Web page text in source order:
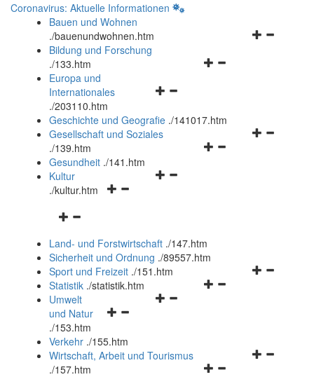
Coronavirus: Aktuelle Informationen
Bauen und Wohnen
./bauenundwohnen.htm
Navigationsmenü
Bildung und Forschung
./133.htm
Navigationsmenü
und
schließen
Europa und
Internationales
./203110.htm
Geschichte und Geografie ./141017.htm
Navigationsmenü
Gesellschaft und Soziales
./139.htm
Navigationsmenü
Gesundheit ./141.htm
Navigationsmenü
Kultur
./kultur.htm
Navigationsmenü
und
schließen
Land- und Forstwirtschaft ./147.htm
Sicherheit und Ordnung ./89557.htm
Navigationsmenü
Sport und Freizeit ./151.htm
Navigationsmenü
Statistik ./statistik.htm
Navigationsmenü
und
schließen
Umwelt
und Natur
./153.htm
Verkehr ./155.htm
Navigationsmenü
Wirtschaft, Arbeit und Tourismus
./157.htm